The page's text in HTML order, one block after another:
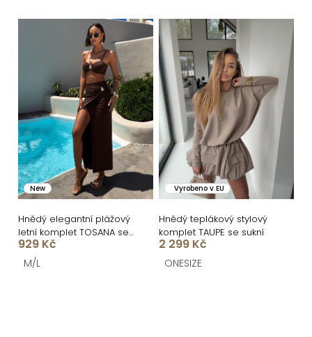
ů
New
Hnědý elegantní plážový
letní komplet TOSANA se
sukní
929 Kč
M/L
Vyrobeno v EU
Hnědý teplákový stylový
komplet TAUPE se sukní
2 299 Kč
ONESIZE